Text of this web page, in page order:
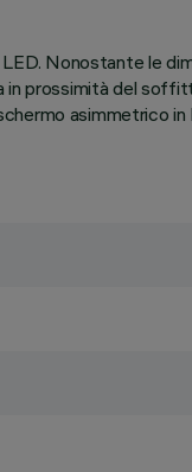
Nonostante le
prossimità del
asimmetrico